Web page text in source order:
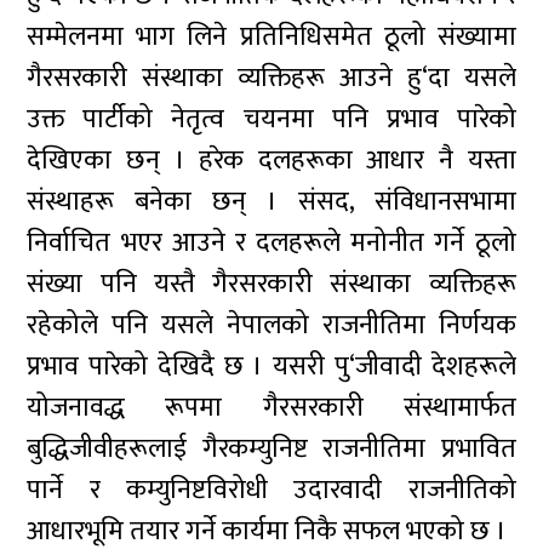
सम्मेलनमा भाग लिने प्रतिनिधिसमेत ठूलो संख्यामा
गैरसरकारी संस्थाका व्यक्तिहरू आउने हु‘दा यसले
उक्त पार्टीको नेतृत्व चयनमा पनि प्रभाव पारेको
देखिएका छन् । हरेक दलहरूका आधार नै यस्ता
संस्थाहरू बनेका छन् । संसद, संविधानसभामा
निर्वाचित भएर आउने र दलहरूले मनोनीत गर्ने ठूलो
संख्या पनि यस्तै गैरसरकारी संस्थाका व्यक्तिहरू
रहेकोले पनि यसले नेपालको राजनीतिमा निर्णयक
प्रभाव पारेको देखिदै छ । यसरी पु‘जीवादी देशहरूले
योजनावद्ध रूपमा गैरसरकारी संस्थामार्फत
बुद्धिजीवीहरूलाई गैरकम्युनिष्ट राजनीतिमा प्रभावित
पार्ने र कम्युनिष्टविरोधी उदारवादी राजनीतिको
आधारभूमि तयार गर्ने कार्यमा निकै सफल भएको छ ।